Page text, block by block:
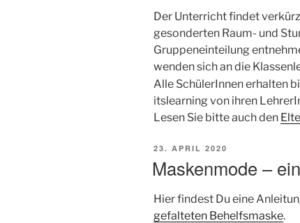
Der Unterricht findet
gesonderten Raum- und
Gruppeneinteilung
wenden sich an die
Alle SchülerInnen erhalten
itslearning von ihren
Lesen Sie bitte auch den
VERÖFFENTLICHT
23. APRIL 2020
Maskenmode –
Hier findest Du eine
gefalteten Behelfsmaske.